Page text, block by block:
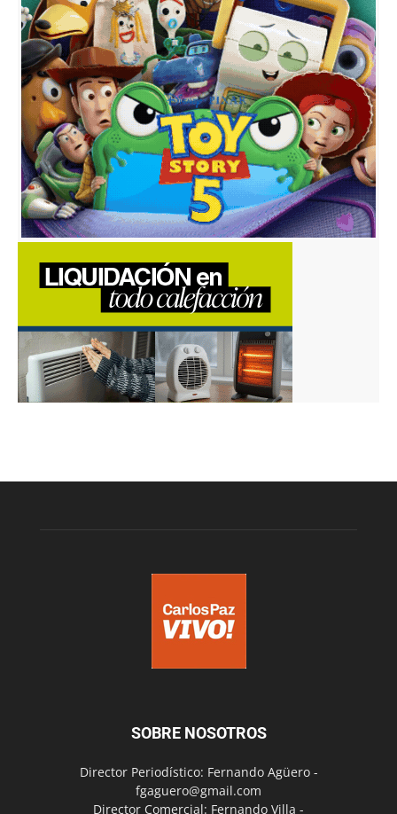
SOBRE NOSOTROS
Director Periodístico: Fernando Agüero -
fgaguero@gmail.com
Director Comercial: Fernando Villa -